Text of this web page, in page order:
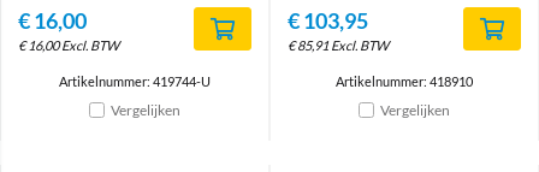
€16,00
€16,00 Excl. BTW
Artikelnummer: 419744-U
Vergelijken
€103,95
€85,91 Excl. BTW
Artikelnummer: 418910
Vergelijken